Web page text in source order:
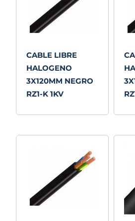
CABLE LIBRE
HALOGENO
3X120MM NEGRO
RZ1-K 1KV